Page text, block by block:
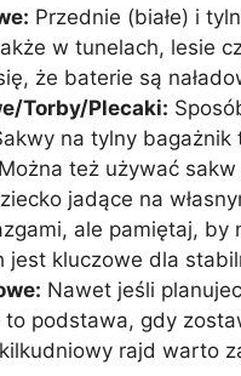
Przednie (białe) i
w tunelach, lesie
że baterie są
Torby/Plecaki:
na tylny
też używać
jadące na
ale pamiętaj, by
jest kluczowe dla
Nawet jeśli
to podstawa, gdy
rajd warto